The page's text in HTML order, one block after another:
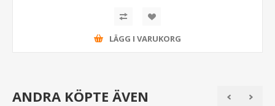
LÄGG I VARUKORG
ANDRA KÖPTE ÄVEN